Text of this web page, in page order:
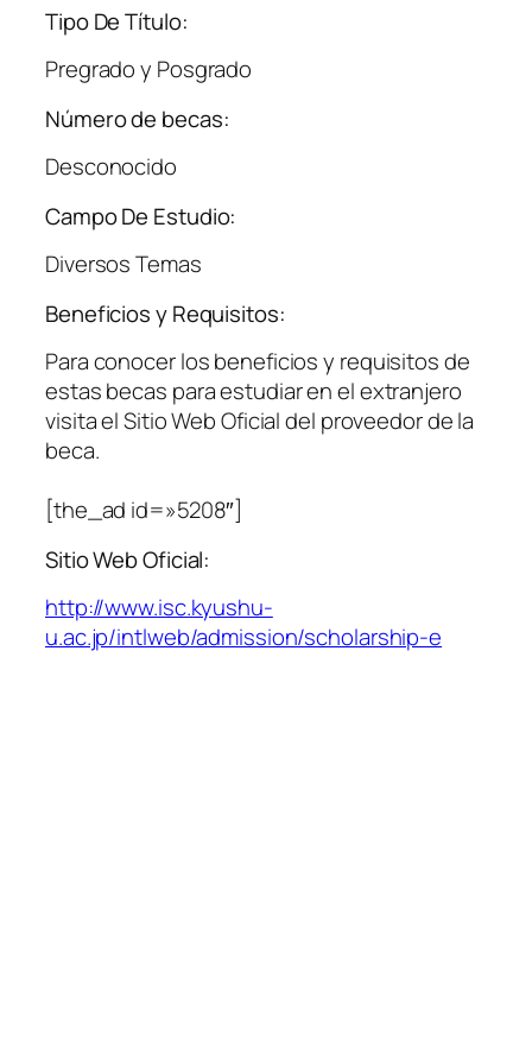
Tipo De Título:
Pregrado y Posgrado
Número de becas:
Desconocido
Campo De Estudio:
Diversos Temas
Beneficios y Requisitos:
Para conocer los beneficios y requisitos de
estas becas para estudiar en el extranjero
visita el Sitio Web Oficial del proveedor de la
beca.
[the_ad id=»5208″]
Sitio Web Oficial:
http://www.isc.kyushu-
u.ac.jp/intlweb/admission/scholarship-e